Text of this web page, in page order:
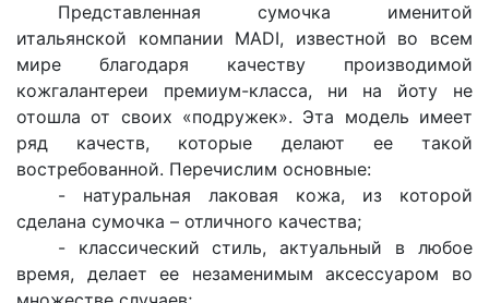
Представленная сумочка именитой
итальянской компании MADI, известной во всем
мире благодаря качеству производимой
кожгалантереи премиум-класса, ни на йоту не
отошла от своих «подружек». Эта модель имеет
ряд качеств, которые делают ее такой
востребованной. Перечислим основные:
- натуральная лаковая кожа, из которой
сделана сумочка – отличного качества;
- классический стиль, актуальный в любое
время, делает ее незаменимым аксессуаром во